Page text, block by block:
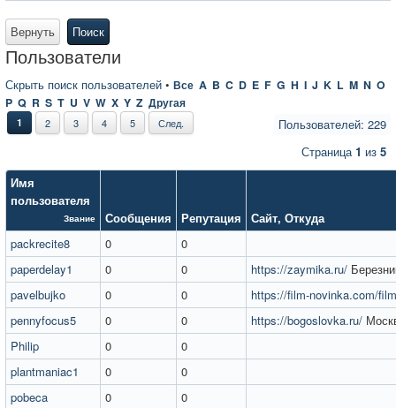
Вернуть Поиск
Пользователи
Скрыть поиск пользователей • Все A B C D E F G H I J K L M N O
P Q R S T U V W X Y Z Другая
Пользователей: 229
1 2 3 4 5 След.
Страница1 из 5
Имя
пользователя
Звание Сообщения Репутация Сайт, Откуда
packrecite8
0
0
paperdelay1
0 0 https://zaymika.ru/
pavelbujko
0 0
https://film-novinka.com/
pennyfocus5
0 0 https://bogoslovka.ru/
Philip
0
0
plantmaniac1
0
0
pobeca
0
0